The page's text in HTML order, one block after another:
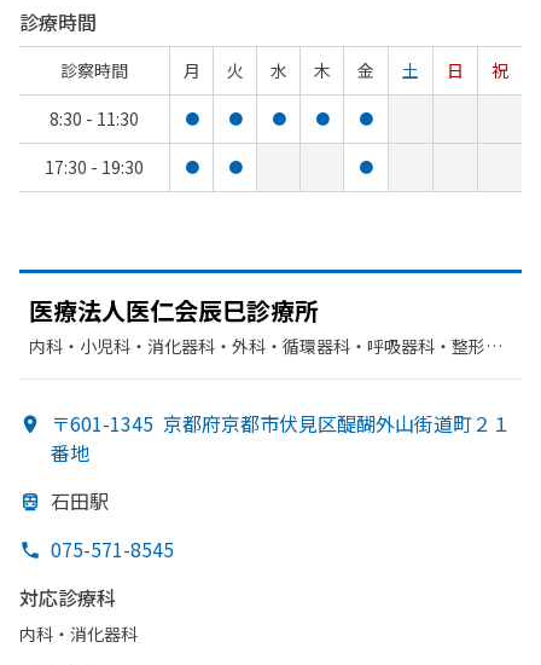
診療時間
診察時間 月 火 水 木 金 土 日
祝
8:30 - 11:30
● ● ● ● ●
17:30 - 19:30 ● ● ●
医療法人医仁会辰巳診療所
内科・​小児科・​消化器科・​外科・​循環器科・​呼吸器科・​整形外
〒601-1345 京都府京都市伏見区醍醐外山街道町２１
番地
石田駅
075-571-8545
対応診療科
内科・​消化器科